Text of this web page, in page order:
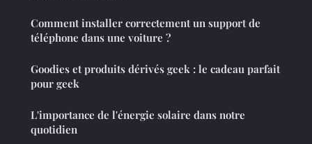
Comment installer correctement un support de
téléphone dans une voiture ?
Goodies et produits dérivés geek : le cadeau parfait
pour geek
L'importance de l'énergie solaire dans notre
quotidien